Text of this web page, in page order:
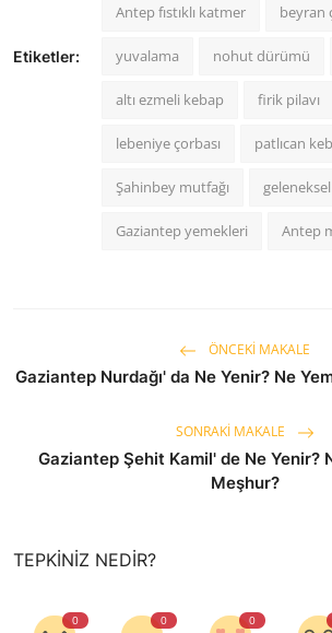
Etiketler:
Antep fıstıklı katmer beyran
yuvalama nohut dürümü
altı ezmeli kebap firik pilavı
lebeniye çorbası patlıcan
Şahinbey mutfağı
Gaziantep yemekleri Antep
ÖNCEKI MAKALE
Gaziantep Nurdağı' da Ne Yenir? Ne
SONRAKI MAKALE
Gaziantep Şehit Kamil' de Ne Yenir?
Meşhur?
TEPKINIZ NEDIR?
0 0 0